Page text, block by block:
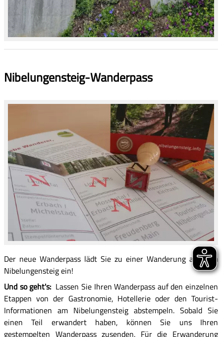
Nibelungensteig-Wanderpass
Der neue Wanderpass lädt Sie zu einer Wanderung auf dem
Nibelungensteig ein!
Und so geht's: Lassen Sie Ihren Wanderpass auf den einzelnen
Etappen von der Gastronomie, Hotellerie oder den Tourist-
Informationen am Nibelungensteig abstempeln. Sobald Sie
einen Teil erwandert haben, können Sie uns Ihren
gestempelten Wanderpass zusenden. Für die Erwanderung